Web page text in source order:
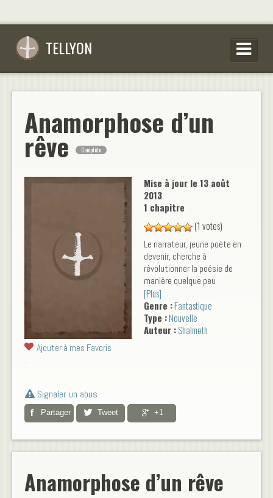
TELLYON
SE CONNECTER
S’INSCRIRE
CONSEILS D’ÉCRITURES
FAQ
Anamorphose d’un
rêve Complète
Mise à jour le 13 août
2013
1 chapitre
(1 votes)
Le narrateur, jeune poète en
devenir, cherche à
révolutionner la poésie de
manière quelque peu
subversive, pour ce faire il
passe un séjour au Centre,
dôme titanesque où artistes
de tout bords se côtoient.
[Plus]
Genre :Fantastique
Type :Nouvelle
Auteur :Shalmeth
Ajouter à mes Favoris
Signaler un abus
Partager Tweet +1
Anamorphose d’un rêve